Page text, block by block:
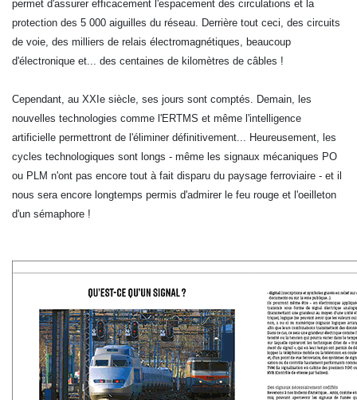
permet d'assurer efficacement l'espacement des circulations et la
protection des 5 000 aiguilles du réseau. Derrière tout ceci, des circuits
de voie, des milliers de relais électromagnétiques, beaucoup
d'électronique et... des centaines de kilomètres de câbles !
Cependant, au XXIe siècle, ses jours sont comptés. Demain, les
nouvelles technologies comme l'ERTMS et même l'intelligence
artificielle permettront de l'éliminer définitivement... Heureusement, les
cycles technologiques sont longs - même les signaux mécaniques PO
ou PLM n'ont pas encore tout à fait disparu du paysage ferroviaire - et il
nous sera encore longtemps permis d'admirer le feu rouge et l'oeilleton
d'un sémaphore !